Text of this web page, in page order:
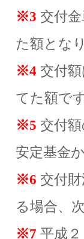
※3 交付
た額とな
※4 交付
てた額で
※5 交付
安定基金
※6 交付
る場合、
※7 平成